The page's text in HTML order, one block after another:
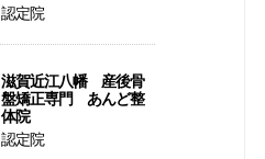
認定院
滋賀近江八幡 産後骨
盤矯正専門 あんど整
体院
認定院